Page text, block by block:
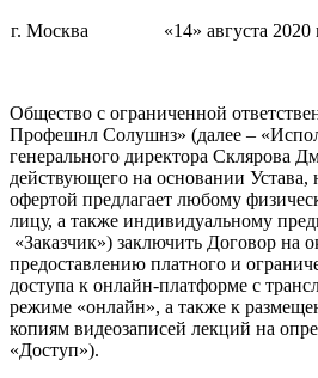
г. Москва «14» августа 2020
Общество с ограниченной
Профешнл Солушнз» (далее –
генерального директора Склярова
действующего на основании
офертой предлагает любому
лицу, а также индивидуальному
«Заказчик») заключить Договор на
предоставлению платного и
доступа к онлайн-платформе с
режиме «онлайн», а также к
копиям видеозаписей лекций на
«Доступ»).